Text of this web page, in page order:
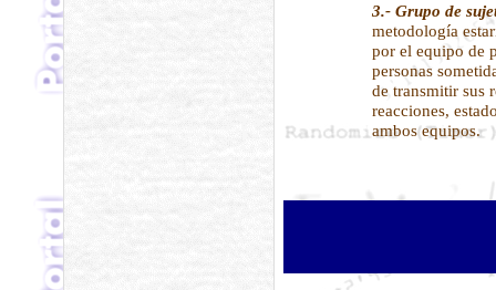
3.- Grupo de
metodología
por el equipo de
personas
de transmitir sus
reacciones,
ambos equipos.